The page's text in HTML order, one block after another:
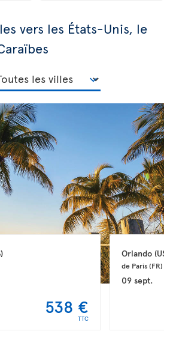
vers les États-Unis, le
538 €
TTC
Orlando (US)
de Paris (FR)
09 sept.